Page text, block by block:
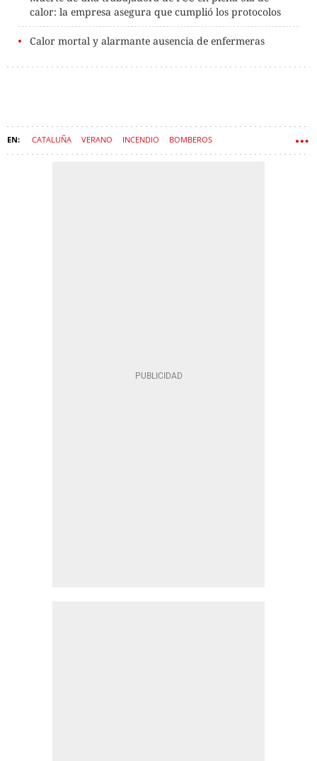
calor: la empresa asegura que cumplió los protocolos
Calor mortal y alarmante ausencia de enfermeras
CATALUÑA VERANO INCENDIO BOMBEROS